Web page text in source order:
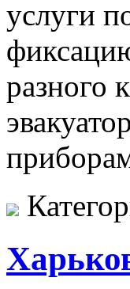
услуги
разного